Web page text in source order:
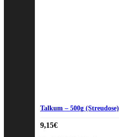
Talkum – 500g (Streudose)
9,15€